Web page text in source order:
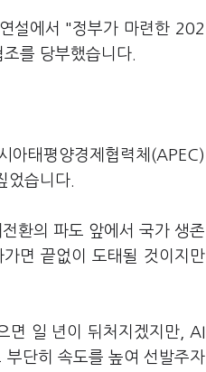
설에서 "정부가 마련한 202
를 당부했습니다.
아태평양경제협력체(APEC)
었습니다.
환의 파도 앞에서 국가 생존
면 끝없이 도태될 것이지만
면 일 년이 뒤처지겠지만, AI
단히 속도를 높여 선발주자